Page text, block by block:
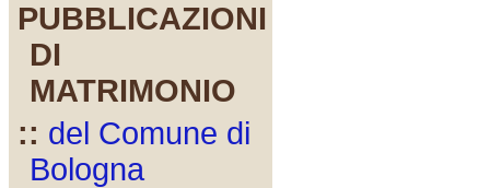
PUBBLICAZIONI
DI
MATRIMONIO
:: del Comune di
Bologna